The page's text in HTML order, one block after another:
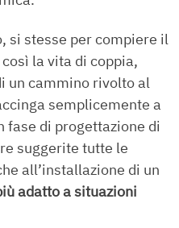
si stesse per compiere il
la vita di coppia,
un cammino rivolto al
semplicemente a
fase di progettazione di
suggerite tutte le
all’installazione di un
adatto a situazioni